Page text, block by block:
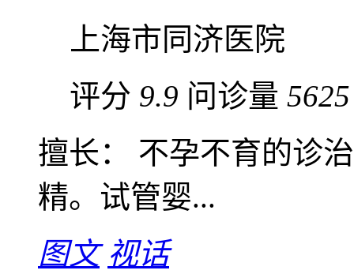
上海市同济医院
评分 9.9 问诊量 5625
擅长： 不孕不育的诊
精。试管婴...
图文 视话